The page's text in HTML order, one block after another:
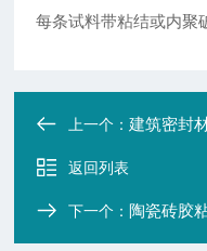
每条试料带粘结或内聚
上一个：建筑密封
返回列表
下一个： 陶瓷砖胶